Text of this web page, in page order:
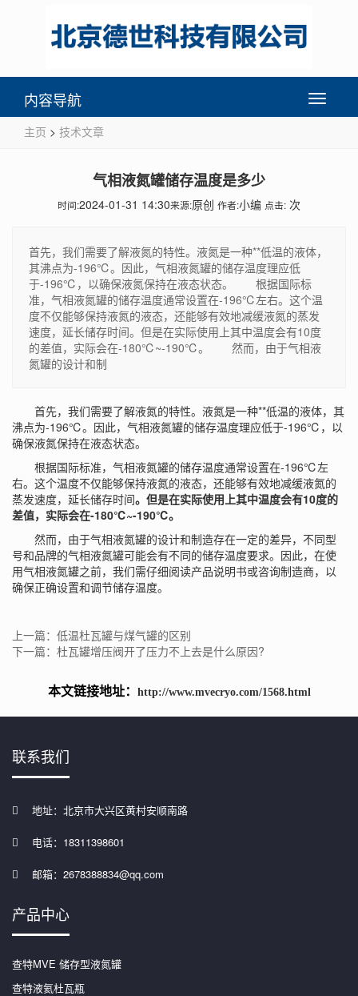
Toggle
内容导航
主页 > 技术文章
气相液氮罐储存温度是多少
时间:2024-01-31 14:30来源:原创 作者:小编 点击: 次
首先，我们需要了解液氮的特性。液氮是一种**低温的液体，
其沸点为-196℃。因此，气相液氮罐的储存温度理应低
于-196℃，以确保液氮保持在液态状态。 根据国际标
准，气相液氮罐的储存温度通常设置在-196℃左右。这个温
度不仅能够保持液氮的液态，还能够有效地减缓液氮的蒸发
速度，延长储存时间。但是在实际使用上其中温度会有10度
的差值，实际会在-180℃~-190℃。 然而，由于气相液
氮罐的设计和制
首先，我们需要了解液氮的特性。液氮是一种**低温的液体，其
沸点为-196℃。因此，气相液氮罐的储存温度理应低于-196℃，以
确保液氮保持在液态状态。
根据国际标准，气相液氮罐的储存温度通常设置在-196℃左
右。这个温度不仅能够保持液氮的液态，还能够有效地减缓液氮的
蒸发速度，延长储存时间。但是在实际使用上其中温度会有10度的
差值，实际会在-180℃~-190℃。
然而，由于气相液氮罐的设计和制造存在一定的差异，不同型
号和品牌的气相液氮罐可能会有不同的储存温度要求。因此，在使
用气相液氮罐之前，我们需仔细阅读产品说明书或咨询制造商，以
确保正确设置和调节储存温度。
上一篇：低温杜瓦罐与煤气罐的区别
下一篇：杜瓦罐增压阀开了压力不上去是什么原因?
本文链接地址： http://www.mvecryo.com/1568.html
联系我们
地址：北京市大兴区黄村安顺南路
电话：18311398601
邮箱：2678388834@qq.com
产品中心
查特MVE 储存型液氮罐
查特液氦杜瓦瓶